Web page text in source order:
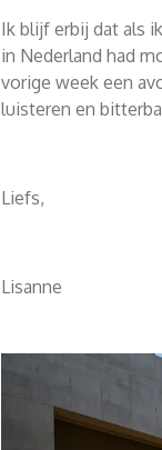
Ik blijf erbij dat als
in Nederland had
vorige week een
luisteren en
Liefs,
Lisanne